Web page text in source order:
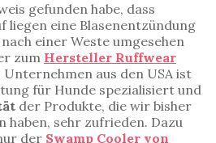
gefunden habe, dass
liegen eine Blasenentzündung
einer Weste umgesehen
zum Hersteller Ruffwear
aus den USA ist
für Hunde spezialisiert und
der Produkte, die wir bisher
haben, sehr zufrieden. Dazu
der Swamp Cooler von